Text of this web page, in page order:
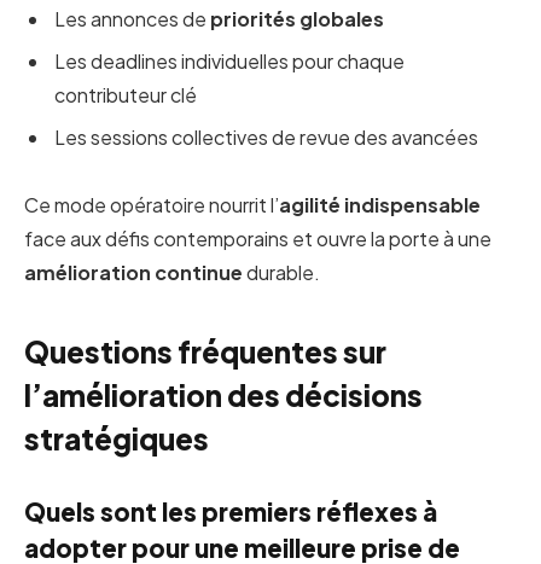
Les annonces de priorités globales
Les deadlines individuelles pour chaque
contributeur clé
Les sessions collectives de revue des avancées
Ce mode opératoire nourrit l’agilité indispensable
face aux défis contemporains et ouvre la porte à une
amélioration continuedurable.
Questions fréquentes sur
l’amélioration des décisions
stratégiques
Quels sont les premiers réflexes à
adopter pour une meilleure prise de